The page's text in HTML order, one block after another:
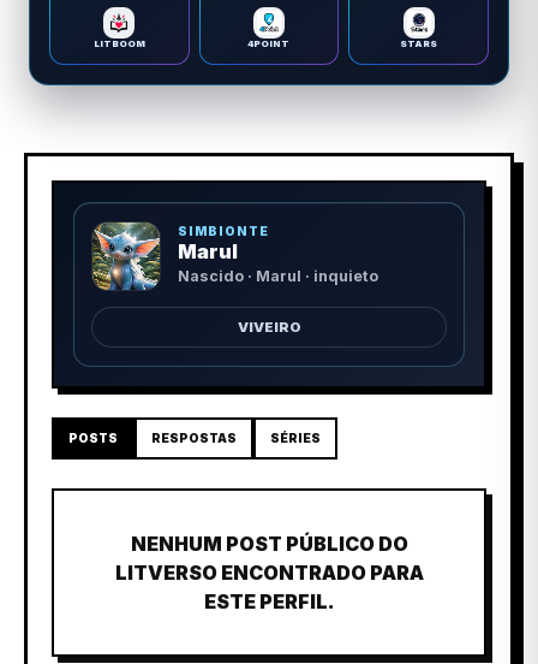
LITBOOM 4POINT STARS
SIMBIONTE
Marul
Nascido · Marul · inquieto
VIVEIRO
POSTS RESPOSTAS SÉRIES
NENHUM POST PÚBLICO DO
LITVERSO ENCONTRADO PARA
ESTE PERFIL.